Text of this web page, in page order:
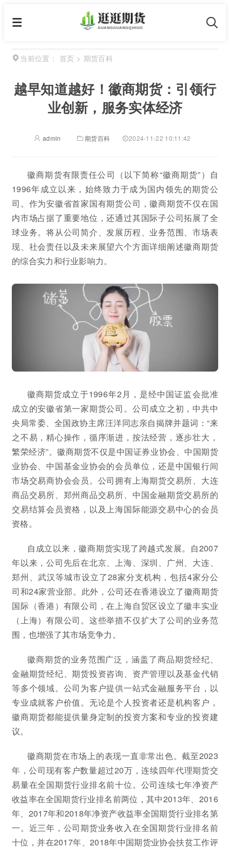
当前位置： 首页 > 期货百科
越早知道越好！徽商期货：引领行
业创新，服务实体经济
admin 期货百科 2024-11-22 10:11:42
徽商期货有限责任公司（以下简称“徽商期货”）自
1996年成立以来，始终致力于成为国内领先的期货公
司。作为安徽省首家国有期货公司，徽商期货不仅在国
内市场占据了重要地位，还通过其国际子公司拓展了全
球业务。将从公司简介、发展历程、业务范围、市场表
现、社会责任以及未来展望六个方面详细阐述徽商期货
的综合实力和行业影响力。
徽商期货成立于1996年2月，是经中国证监会批准
成立的安徽省第一家期货公司。公司成立之初，中共中
央局常委、全国政协主席汪洋同志亲自揭牌并题词：“来
之不易，精心操作，循序渐进，按法经营，逐步壮大，
繁荣经济”。徽商期货不仅是中国证券业协会、中国期货
业协会、中国基金业协会的会员单位，还是中国银行间
市场交易商协会会员。公司拥有上海期货交易所、大连
商品交易所、郑州商品交易所、中国金融期货交易所的
交易结算会员资格，以及上海国际能源交易中心的会员
资格。
自成立以来，徽商期货实现了跨越式发展。自2007
年以来，公司先后在北京、上海、深圳、广州、大连、
郑州、武汉等城市设立了28家分支机构，包括4家分公
司和24家营业部。此外，公司还在香港设立了徽商期货
国际（香港）有限公司，在上海自贸区设立了徽丰实业
（上海）有限公司。这些举措不仅扩大了公司的业务范
围，也增强了其市场竞争力。
徽商期货的业务范围广泛，涵盖了商品期货经纪、
金融期货经纪、期货投资咨询、资产管理以及基金代销
等多个领域。公司为客户提供一站式金融服务平台，以
专业成就客户价值。无论是个人投资者还是机构客户，
徽商期货都能提供量身定制的投资方案和专业的投资建
议。
徽商期货在市场上的表现一直非常出色。截至2023
年，公司现有客户数量超过20万，连续四年代理期货交
易量在全国期货行业排名前十位。公司连续七年净资产
收益率在全国期货行业排名前两位，其中2013年、2016
年、2017年和2018年净资产收益率全国期货行业排名第
一。近三年，公司期货业务收入在全国期货行业排名前
十位，并在2017年、2018年中国期货业协会扶贫工作评